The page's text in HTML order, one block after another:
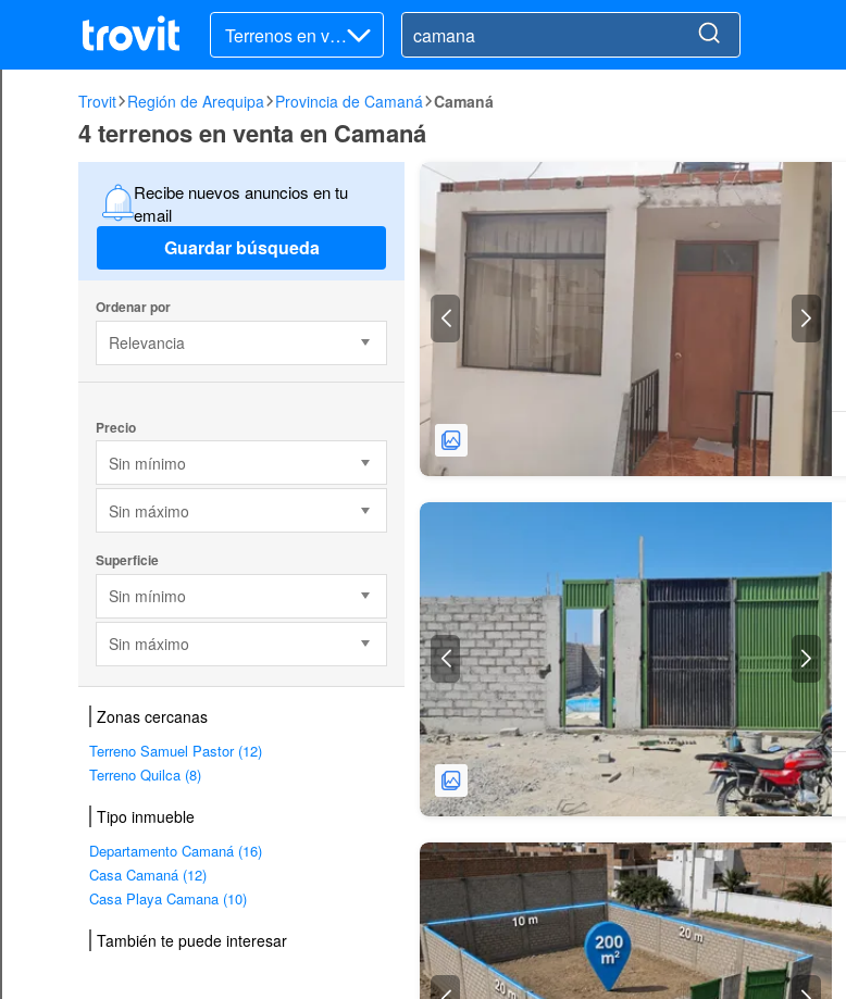
Terrenos en ve
nta
Trovit Región de Arequipa Provincia de Camaná Camaná
4 terrenos en venta en Camaná
Recibe nuevos anuncios en tu
email
Guardar búsqueda
Ordenar por
Relevancia
Precio
Sin mínimo
Sin máximo
Superficie
Sin mínimo
Sin máximo
Zonas cercanas
Terreno Samuel Pastor (12)
Terreno Quilca (8)
Tipo inmueble
Departamento Camaná (16)
Casa Camaná (12)
Casa Playa Camana (10)
También te puede interesar